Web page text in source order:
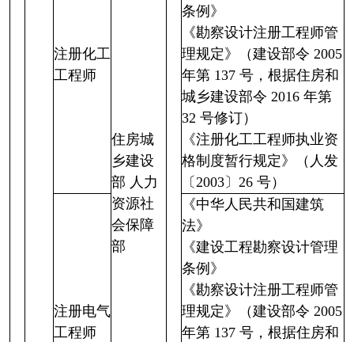
注册化工
工程师
住房城
乡建设
部 人力
资源社
会保障
部
条例》
《勘察设计注册工程师管
理规定》（建设部令 2005
年第 137 号，根据住房和
城乡建设部令 2016 年第
32 号修订）
《注册化工工程师执业资
格制度暂行规定》（人发
〔2003〕26 号）
注册电气
工程师
《中华人民共和国建筑
法》
《建设工程勘察设计管理
条例》
《勘察设计注册工程师管
理规定》（建设部令 2005
年第 137 号，根据住房和